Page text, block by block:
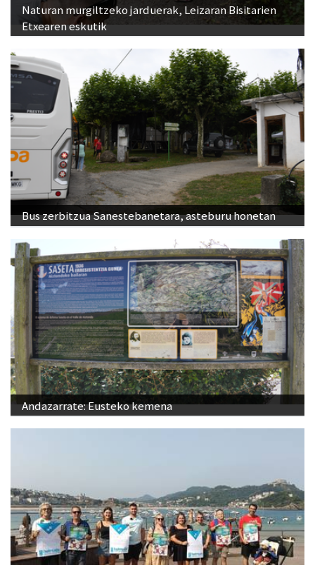
Naturan murgiltzeko jarduerak, Leizaran Bisitarien
Etxearen eskutik
Bus zerbitzua Sanestebanetara, asteburu honetan
Andazarrate: Eusteko kemena